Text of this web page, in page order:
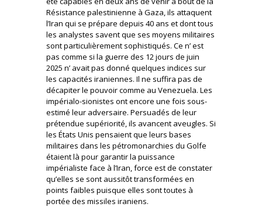
Résistance palestinienne à Gaza, ils attaquent
l’Iran qui se prépare depuis 40 ans et dont tous
les analystes savent que ses moyens militaires
sont particulièrement sophistiqués. Ce n’ est
pas comme si la guerre des 12 jours de juin
2025 n’ avait pas donné quelques indices sur
les capacités iraniennes. Il ne suffira pas de
décapiter le pouvoir comme au Venezuela. Les
impérialo-sionistes ont encore une fois sous-
estimé leur adversaire. Persuadés de leur
prétendue supériorité, ils avancent aveugles. Si
les États Unis pensaient que leurs bases
militaires dans les pétromonarchies du Golfe
étaient là pour garantir la puissance
impérialiste face à l’Iran, force est de constater
qu’elles se sont aussitôt transformées en
points faibles puisque elles sont toutes à
portée des missiles iraniens.